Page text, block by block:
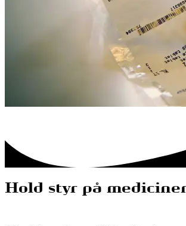
Hold styr på